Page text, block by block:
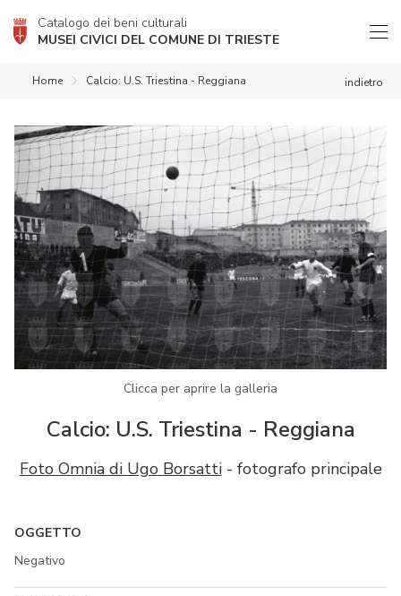
Catalogo dei beni culturali
MUSEI CIVICI DEL COMUNE DI TRIESTE
indietro
Home Calcio: U.S. Triestina - Reggiana
Clicca per aprire la galleria
Calcio: U.S. Triestina - Reggiana
Foto Omnia di Ugo Borsatti- fotografo principale
OGGETTO
Negativo